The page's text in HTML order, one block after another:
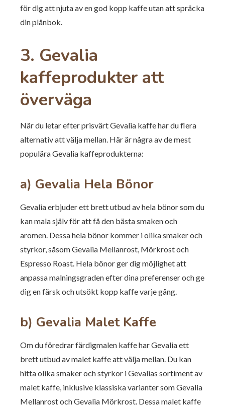
för dig att njuta av en god kopp kaffe utan att spräcka
din plånbok.
3. Gevalia
kaffeprodukter att
överväga
När du letar efter prisvärt Gevalia kaffe har du flera
alternativ att välja mellan. Här är några av de mest
populära Gevalia kaffeprodukterna:
a) Gevalia Hela Bönor
Gevalia erbjuder ett brett utbud av hela bönor som du
kan mala själv för att få den bästa smaken och
aromen. Dessa hela bönor kommer i olika smaker och
styrkor, såsom Gevalia Mellanrost, Mörkrost och
Espresso Roast. Hela bönor ger dig möjlighet att
anpassa malningsgraden efter dina preferenser och ge
dig en färsk och utsökt kopp kaffe varje gång.
b) Gevalia Malet Kaffe
Om du föredrar färdigmalen kaffe har Gevalia ett
brett utbud av malet kaffe att välja mellan. Du kan
hitta olika smaker och styrkor i Gevalias sortiment av
malet kaffe, inklusive klassiska varianter som Gevalia
Mellanrost och Gevalia Mörkrost. Dessa malet kaffe